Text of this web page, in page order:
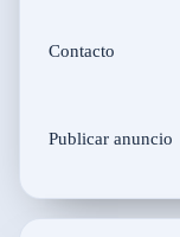
Contacto
Publicar anuncio